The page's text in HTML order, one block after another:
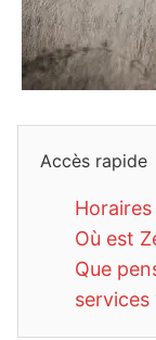
Accès rapide
Où est
Que
services